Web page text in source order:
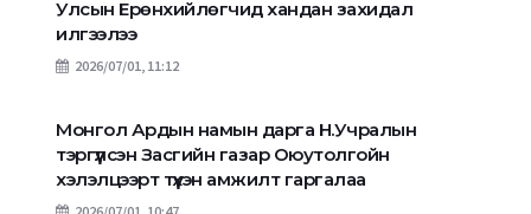
Улсын Ерөнхийлөгчид хандан захидал
илгээлээ
2026/07/01, 11:12
Монгол Ардын намын дарга Н.Учралын
тэргүүлсэн Засгийн газар Оюутолгойн
хэлэлцээрт түүхэн амжилт гаргалаа